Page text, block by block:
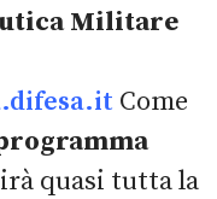
Militare
Come
quasi tutta la